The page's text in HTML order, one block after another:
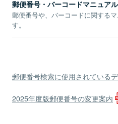
郵便番号・バーコードマニュアル
郵便番号や、バーコードに関する
す。
郵便番号検索に使用されている
2025年度版郵便番号の変更案内